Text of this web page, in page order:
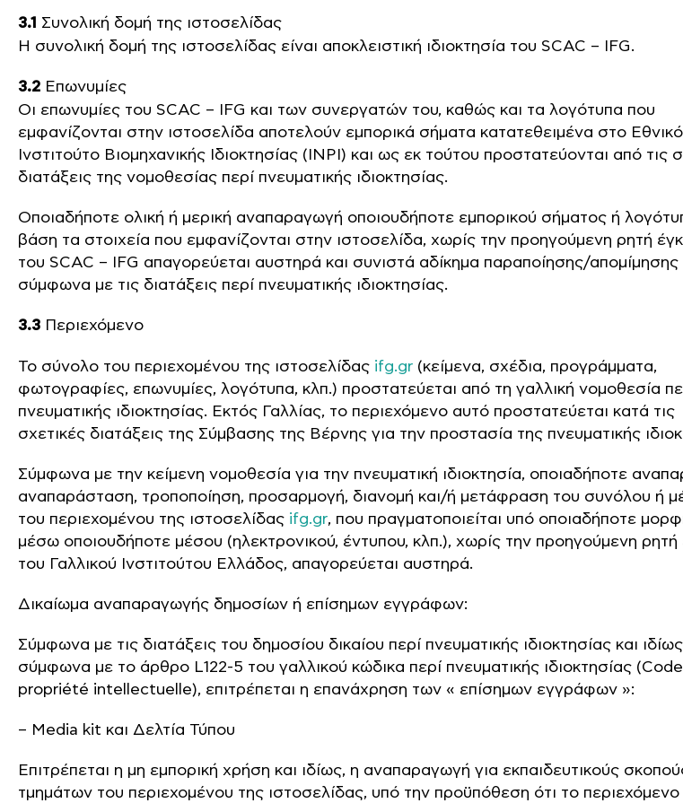
3.1 Συνολική δομή της ιστοσελίδας
Η συνολική δομή της ιστοσελίδας είναι αποκλειστική ιδιοκτησία του SCAC – IFG.
3.2 Επωνυμίες
Οι επωνυμίες του SCAC – IFG και των συνεργατών του, καθώς και τα λογότυπα που
εμφανίζονται στην ιστοσελίδα αποτελούν εμπορικά σήματα κατατεθειμένα στο Εθνικό
Ινστιτούτο Βιομηχανικής Ιδιοκτησίας (INPI) και ως εκ τούτου προστατεύονται από τις
διατάξεις της νομοθεσίας περί πνευματικής ιδιοκτησίας.
Οποιαδήποτε ολική ή μερική αναπαραγωγή οποιουδήποτε εμπορικού σήματος ή
βάση τα στοιχεία που εμφανίζονται στην ιστοσελίδα, χωρίς την προηγούμενη ρητή
του SCAC – IFG απαγορεύεται αυστηρά και συνιστά αδίκημα παραποίησης/απομίμησης
σύμφωνα με τις διατάξεις περί πνευματικής ιδιοκτησίας.
3.3 Περιεχόμενο
Το σύνολο του περιεχομένου της ιστοσελίδας ifg.gr (κείμενα, σχέδια, προγράμματα,
φωτογραφίες, επωνυμίες, λογότυπα, κλπ.) προστατεύεται από τη γαλλική νομοθεσία
πνευματικής ιδιοκτησίας. Εκτός Γαλλίας, το περιεχόμενο αυτό προστατεύεται κατά τις
σχετικές διατάξεις της Σύμβασης της Βέρνης για την προστασία της πνευματικής
Σύμφωνα με την κείμενη νομοθεσία για την πνευματική ιδιοκτησία, οποιαδήποτε
αναπαράσταση, τροποποίηση, προσαρμογή, διανομή και/ή μετάφραση του συνόλου ή
του περιεχομένου της ιστοσελίδας ifg.gr, που πραγματοποιείται υπό οποιαδήποτε
μέσω οποιουδήποτε μέσου (ηλεκτρονικού, έντυπου, κλπ.), χωρίς την προηγούμενη ρητή
του Γαλλικού Ινστιτούτου Ελλάδος, απαγορεύεται αυστηρά.
Δικαίωμα αναπαραγωγής δημοσίων ή επίσημων εγγράφων:
Σύμφωνα με τις διατάξεις του δημοσίου δικαίου περί πνευματικής ιδιοκτησίας και
σύμφωνα με το άρθρο L122-5 του γαλλικού κώδικα περί πνευματικής ιδιοκτησίας
propriété intellectuelle), επιτρέπεται η επανάχρηση των « επίσημων εγγράφων »:
– Media kit και Δελτία Τύπου
Επιτρέπεται η μη εμπορική χρήση και ιδίως, η αναπαραγωγή για εκπαιδευτικούς
τμημάτων του περιεχομένου της ιστοσελίδας, υπό την προϋπόθεση ότι το